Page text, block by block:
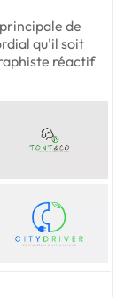
de
qu'il soit
réactif